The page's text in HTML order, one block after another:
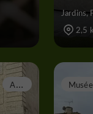
Jardins,
2,5
A
uch